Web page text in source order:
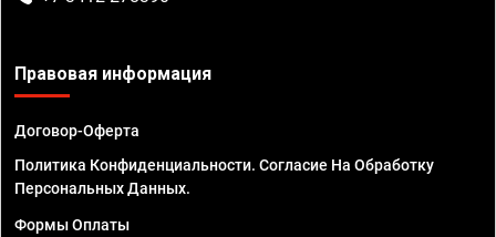
Правовая информация
Договор-Оферта
Политика Конфиденциальности. Согласие На Обработку
Персональных Данных.
Формы Оплаты